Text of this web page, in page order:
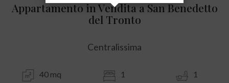
Appartamento in Vendita a San Benedetto
del Tronto
Centralissima
40 mq 1 1